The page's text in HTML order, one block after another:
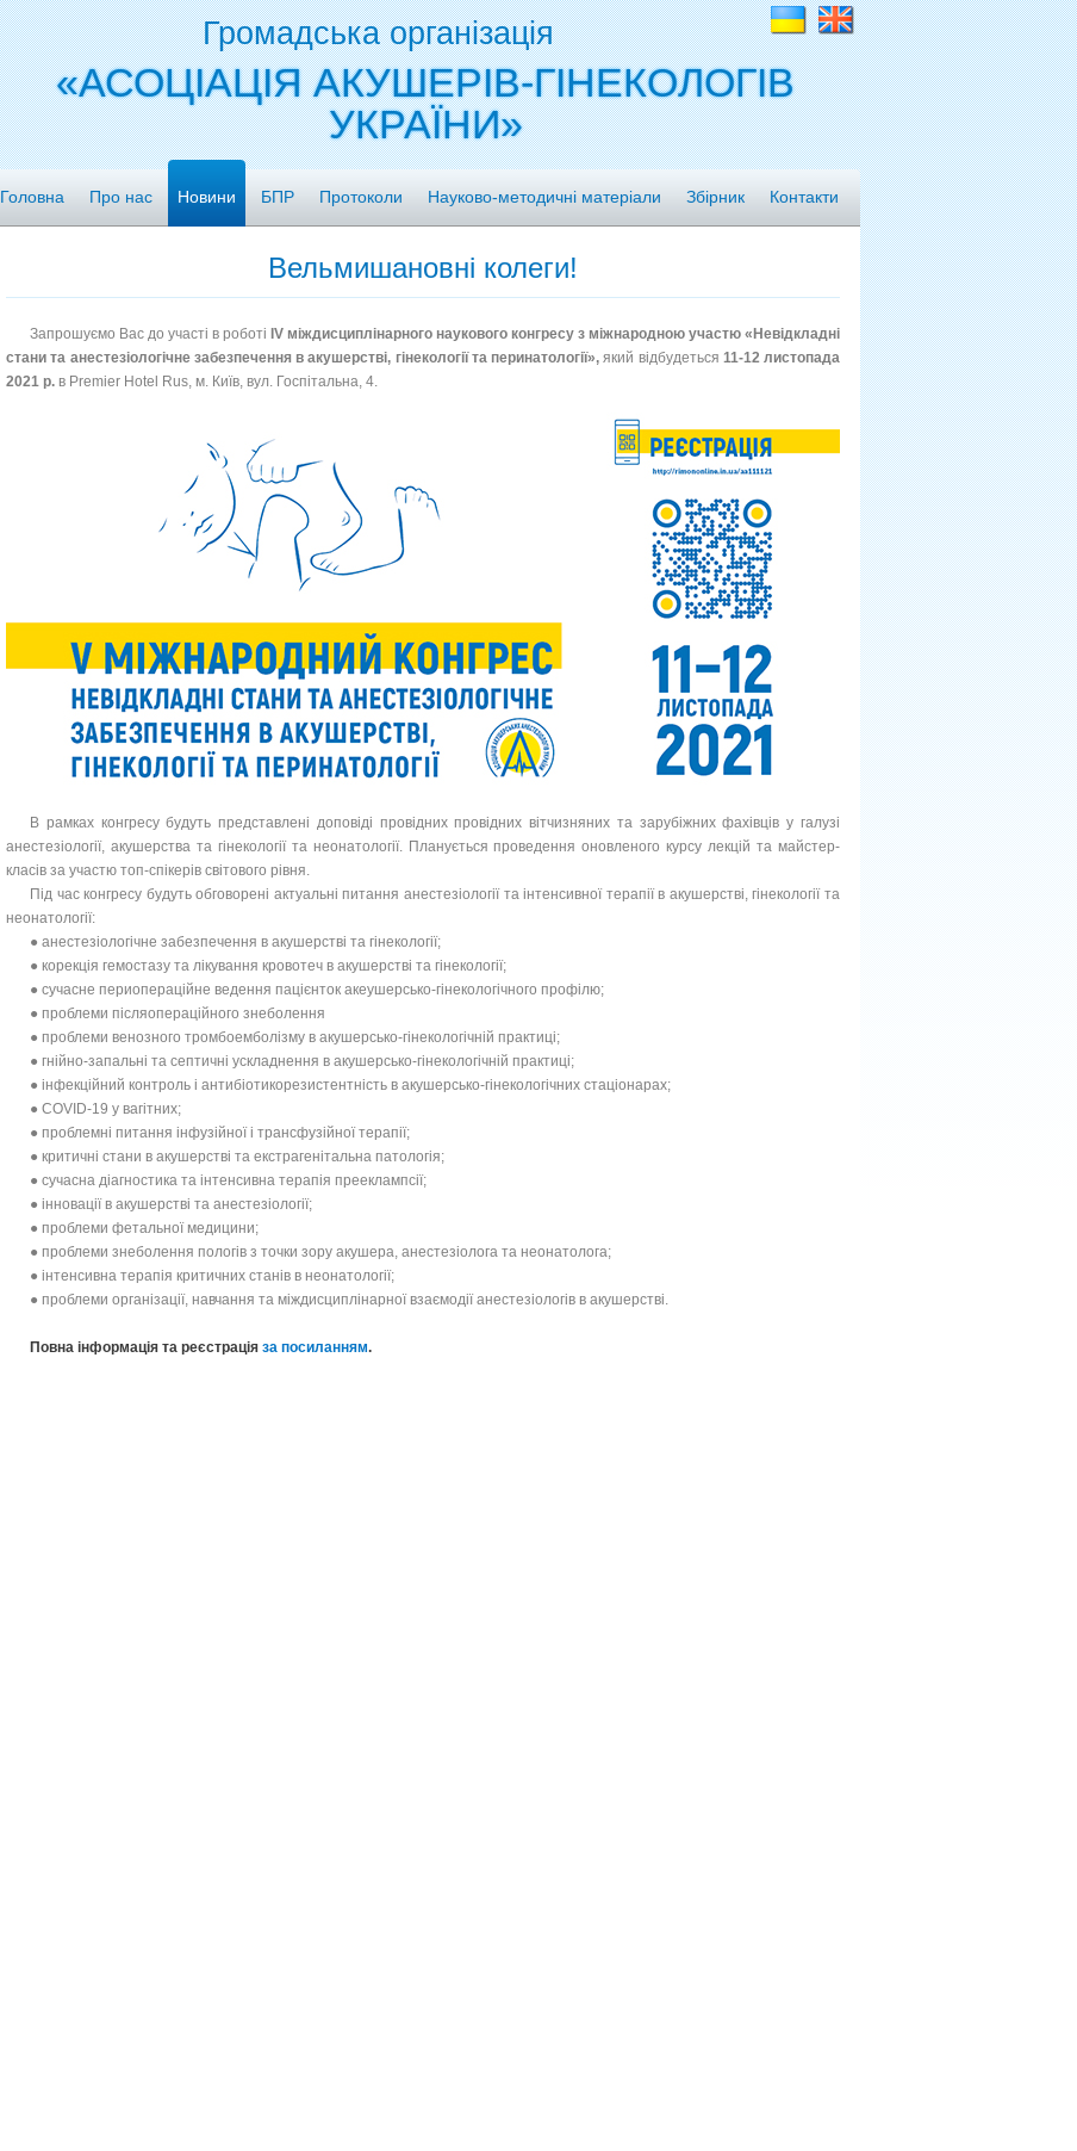
Громадська організація
«АСОЦІАЦІЯ АКУШЕРІВ-ГІНЕКОЛОГІВ
УКРАЇНИ»
Головна Про нас Новини БПР Протоколи Науково-методичні матеріали Збірник Контакти
Вельмишановні колеги!
Запрошуємо Вас до участі в роботі ІV міждисциплінарного наукового конгресу з міжнародною участю «Невідкладні
стани та анестезіологічне забезпечення в акушерстві, гінекології та перинатології», який відбудеться 11-12 листопада
2021 р. в Premier Hotel Rus, м. Київ, вул. Госпітальна, 4.
В рамках конгресу будуть представлені доповіді провідних провідних вітчизняних та зарубіжних фахівців у галузі
анестезіології, акушерства та гінекології та неонатології. Планується проведення оновленого курсу лекцій та майстер-
класів за участю топ-спікерів світового рівня.
Під час конгресу будуть обговорені актуальні питання анестезіології та інтенсивної терапії в акушерстві, гінекології та
неонатології:
● анестезіологічне забезпечення в акушерстві та гінекології;
● корекція гемостазу та лікування кровотеч в акушерстві та гінекології;
● сучасне периопераційне ведення пацієнток акеушерсько-гінекологічного профілю;
● проблеми післяопераційного знеболення
● проблеми венозного тромбоемболізму в акушерсько-гінекологічній практиці;
● гнійно-запальні та септичні ускладнення в акушерсько-гінекологічній практиці;
● інфекційний контроль і антибіотикорезистентність в акушерсько-гінекологічних стаціонарах;
● COVID-19 у вагітних;
● проблемні питання інфузійної і трансфузійної терапії;
● критичні стани в акушерстві та екстрагенітальна патологія;
● сучасна діагностика та інтенсивна терапія прееклампсії;
● інновації в акушерстві та анестезіології;
● проблеми фетальної медицини;
● проблеми знеболення пологів з точки зору акушера, анестезіолога та неонатолога;
● інтенсивна терапія критичних станів в неонатології;
● проблеми організації, навчання та міждисциплінарної взаємодії анестезіологів в акушерстві.
Повна інформація та реєстрація за посиланням.